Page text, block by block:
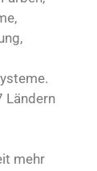
Ländern
mehr